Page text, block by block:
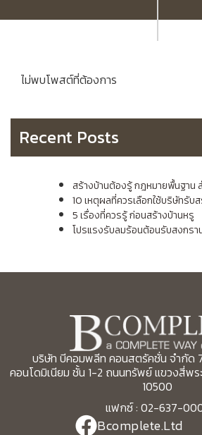
ไม่พบโพสต์ที่ต้องการ
Recent Posts
สร้างบ้านต้องรู้ กฎหมายพื้นฐาน
10 เหตุผลที่ควรเลือกใช้บริษัทรับ
5 เรื่องที่ควรรู้ ก่อนสร้างบ้านหรู
โปรแรงรับลมร้อนต้อนรับสงกรา
บริษัท บีคอมพลีท คอนสตรัคชั่น จำกัด
คอนโดมิเนียม ชั้น 1-2 ถนนทรัพย์ แขวงสี่พร
10500
แฟกซ์ : 02-637-
Bcomplete.Ltd